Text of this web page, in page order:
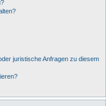
juristische Anfragen zu diesem